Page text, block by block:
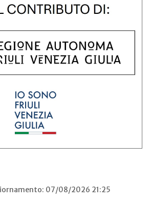
07/08/2026 21:25